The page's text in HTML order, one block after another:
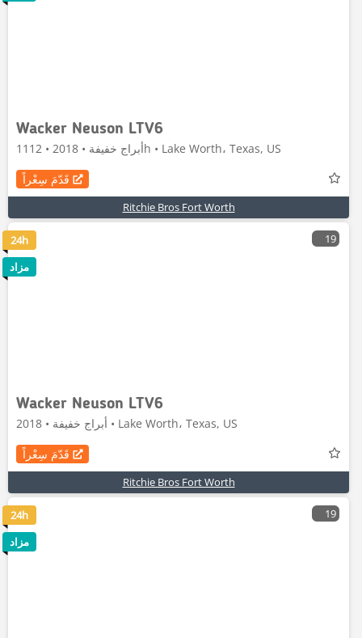
Wacker Neuson LTV6
أبراج خفيفة • 2018 • 1112h • Lake Worth، Texas, US
قَدّمَ سِعْراً
Ritchie Bros Fort Worth
19
Wacker Neuson LTV6
أبراج خفيفة • 2018 • Lake Worth، Texas, US
قَدّمَ سِعْراً
Ritchie Bros Fort Worth
24h
مزاد
19
24h
مزاد